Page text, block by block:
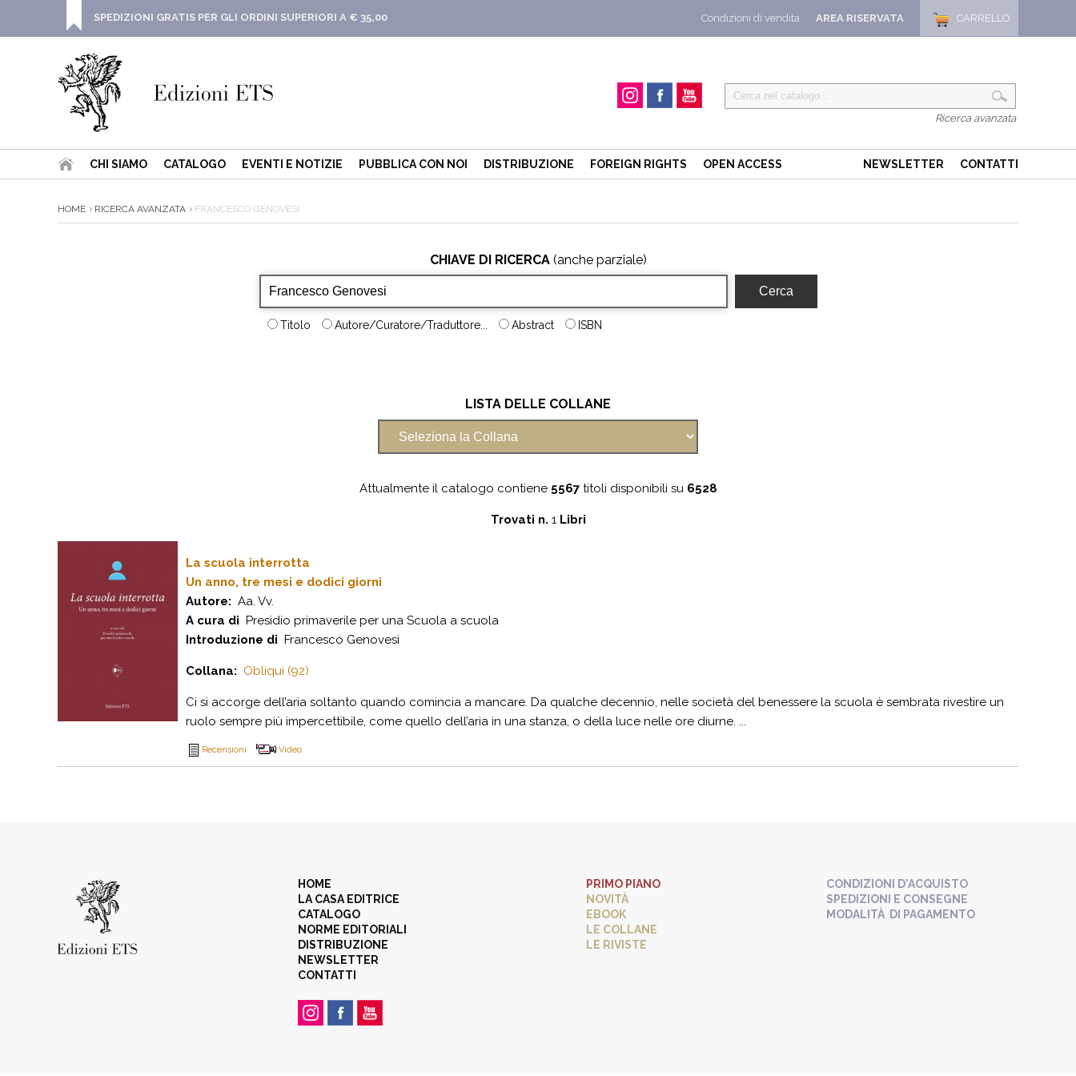
CARRELLO
AREA RISERVATA
Condizioni di vendita
SPEDIZIONI GRATIS PER GLI ORDINI SUPERIORI A € 35,00
Ricerca avanzata
CHI SIAMO CATALOGO EVENTI E NOTIZIE PUBBLICA CON NOI DISTRIBUZIONE FOREIGN RIGHTS OPEN ACCESS NEWSLETTER CONTATTI
HOME RICERCA AVANZATA FRANCESCO GENOVESI
CHIAVE DI RICERCA(anche parziale)
Titolo Autore/Curatore/Traduttore... Abstract ISBN
LISTA DELLE COLLANE
Attualmente il catalogo contiene 5567titoli disponibili su 6528
Trovati n. 1Libri
La scuola interrotta
Un anno, tre mesi e dodici giorni
Autore: Aa. Vv.
A cura di Presidio primaverile per una Scuola a scuola
Introduzione di Francesco Genovesi
Collana: Obliqui (92)
Ci si accorge dell’aria soltanto quando comincia a mancare. Da qualche decennio, nelle società del benessere la scuola è sembrata rivestire un
ruolo sempre più impercettibile, come quello dell’aria in una stanza, o della luce nelle ore diurne. ...
Recensioni Video
HOME
LA CASA EDITRICE
CATALOGO
NORME EDITORIALI
DISTRIBUZIONE
NEWSLETTER
CONTATTI
PRIMO PIANO
NOVITÀ
EBOOK
LE COLLANE
LE RIVISTE
CONDIZIONI D'ACQUISTO
SPEDIZIONI E CONSEGNE
MODALITÀ DI PAGAMENTO